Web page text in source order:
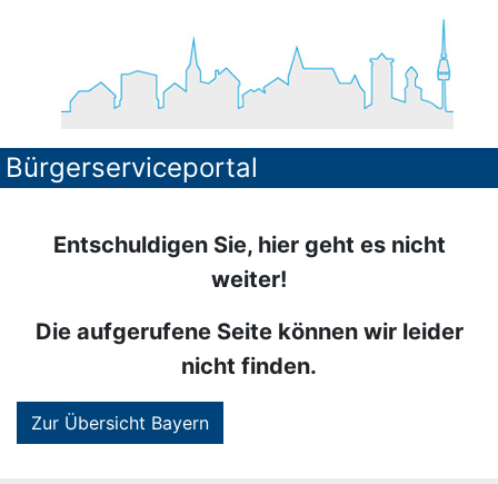
Bürgerserviceportal
Entschuldigen Sie, hier geht es nicht
weiter!
Die aufgerufene Seite können wir leider
nicht finden.
Zur Übersicht Bayern